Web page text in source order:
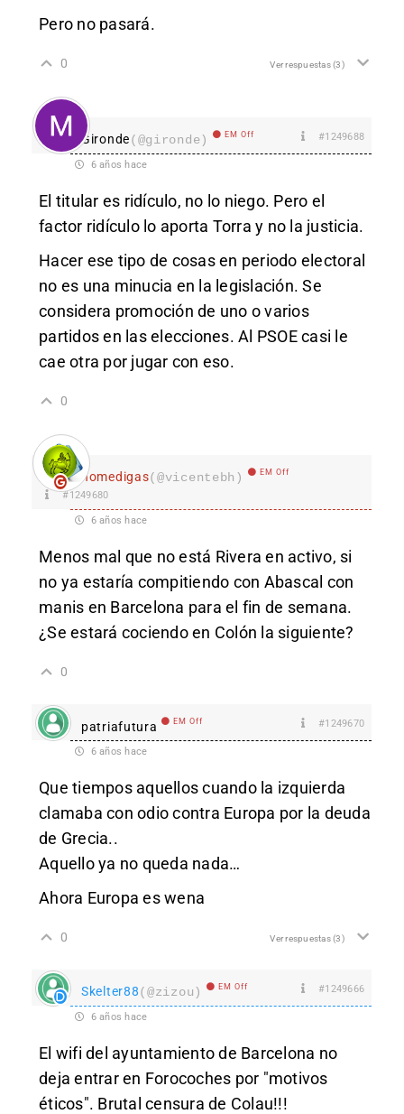
Pero no pasará.
0 Ver respuestas(3)
Gironde(@gironde) EM Off #1249688
6 años hace
El titular es ridículo, no lo niego. Pero el
factor ridículo lo aporta Torra y no la justicia.
Hacer ese tipo de cosas en periodo electoral
no es una minucia en la legislación. Se
considera promoción de uno o varios
partidos en las elecciones. Al PSOE casi le
cae otra por jugar con eso.
0
nomedigas(@vicentebh) EM Off
#1249680
6 años hace
Menos mal que no está Rivera en activo, si
no ya estaría compitiendo con Abascal con
manis en Barcelona para el fin de semana.
¿Se estará cociendo en Colón la siguiente?
0
patriafutura EM Off #1249670
6 años hace
Que tiempos aquellos cuando la izquierda
clamaba con odio contra Europa por la deuda
de Grecia..
Aquello ya no queda nada…
Ahora Europa es wena
0 Ver respuestas(3)
Skelter88(@zizou) EM Off #1249666
6 años hace
El wifi del ayuntamiento de Barcelona no
deja entrar en Forocoches por "motivos
éticos". Brutal censura de Colau!!!